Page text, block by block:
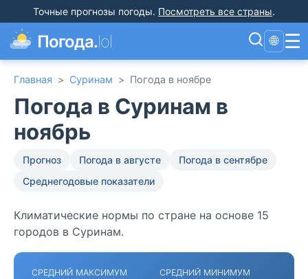
Точные прогнозы погоды. Посмотреть все страны.
Погода.lol 🌐 ☰
Главная > Суринам > Погода в ноябре
Погода в Суринам в
ноябрь
Прогноз Погода в августе
Погода в сентябре
Среднегодовые показатели
Климатические нормы по стране на основе 15
городов в Суринам.
СРЕДНИЙ МАКСИМУМ СРЕДНИЙ МИНИМУМ